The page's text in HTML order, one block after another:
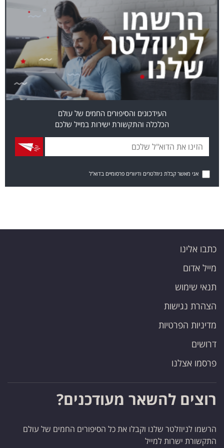
העידכונים והסיפורים החמים של עולם
הכלכלה והתקשורת ישירות במייל שלכם
אני מאשר קבלת ניוזלטרים ודיוורים פרסומיים בדוא"ל
כתבו אלינו
מייל אדום
תנאי שימוש
הצהרת נגישות
מדיניות הפרטיות
דרושים
פרסמו אצלנו
רוצים להשאר מעודכנים?
הרשמו לניוזלטר שלנו וקבלו את כל הסיפורים החמים של עולם
התקשורת ישרות למייל